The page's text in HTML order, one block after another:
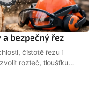
bezpečný řez
čistotě řezu i
rozteč, tloušťku